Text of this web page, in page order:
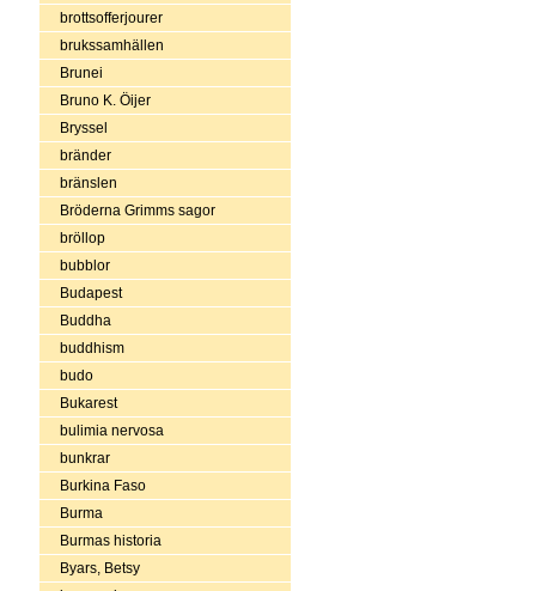
brottsofferjourer
brukssamhällen
Brunei
Bruno K. Öijer
Bryssel
bränder
bränslen
Bröderna Grimms sagor
bröllop
bubblor
Budapest
Buddha
buddhism
budo
Bukarest
bulimia nervosa
bunkrar
Burkina Faso
Burma
Burmas historia
Byars, Betsy